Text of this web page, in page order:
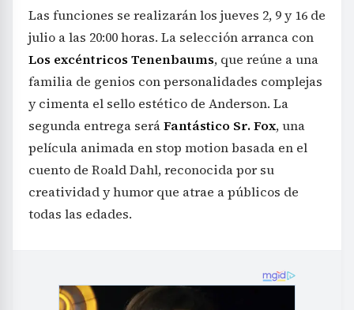
Las funciones se realizarán los jueves 2, 9 y 16 de
julio a las 20:00 horas. La selección arranca con
Los excéntricos Tenenbaums, que reúne a una
familia de genios con personalidades complejas
y cimenta el sello estético de Anderson. La
segunda entrega seráFantástico Sr. Fox, una
película animada en stop motion basada en el
cuento de Roald Dahl, reconocida por su
creatividad y humor que atrae a públicos de
todas las edades.